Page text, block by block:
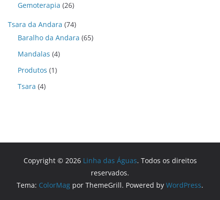
Gemoterapia (26)
Tsara da Andara (74)
Baralho da Andara (65)
Mandalas (4)
Produtos (1)
Tsara (4)
Copyright © 2026 Linha das Águas. Todos os direitos
reservados.
Tema: ColorMag por ThemeGrill. Powered by WordPress.